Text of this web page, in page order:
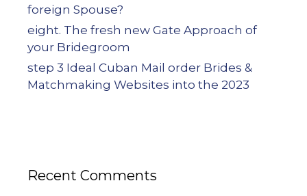
foreign Spouse?
eight. The fresh new Gate Approach of
your Bridegroom
step 3 Ideal Cuban Mail order Brides &
Matchmaking Websites into the 2023
Recent Comments